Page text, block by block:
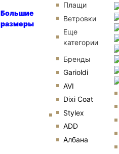
Большие
размеры
Плащи
Ветровки
Еще
категории
Бренды
Garioldi
AVI
Dixi Coat
Stylex
ADD
Албана